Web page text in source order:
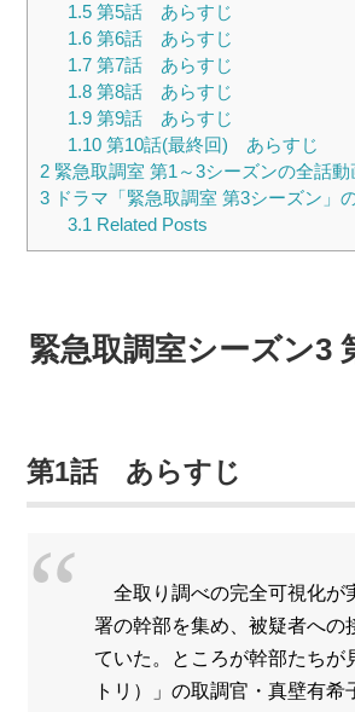
1.5第5話 あらすじ
1.6第6話 あらすじ
1.7第7話 あらすじ
1.8第8話 あらすじ
1.9第9話 あらすじ
1.10第10話(最終回) あらすじ
2 緊急取調室 第1～3シーズンの全話動
3 ドラマ「緊急取調室 第3シーズン」
3.1 Related Posts
緊急取調室シーズン3
第1話 あらすじ
全取り調べの完全可視化が
署の幹部を集め、被疑者への
ていた。ところが幹部たちが
トリ）」の取調官・ 真壁有希